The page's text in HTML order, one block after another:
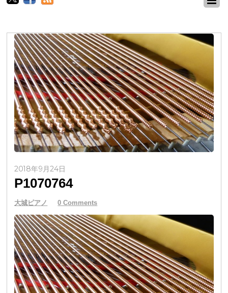
2018年9月24日
P1070764
大城ピアノ 0 Comments